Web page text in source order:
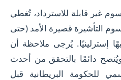
غير قابلة للاسترداد، تُغطي
التأشيرة قصيرة الأمد (حتى
حوالي 115 جنيهًا إسترلينيًا. يُرجى ملاحظة أن
ويُنصح دائمًا بالتحقق من أحدث
للحكومة البريطانية قبل